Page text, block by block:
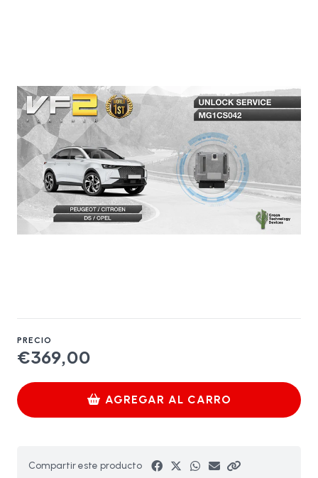
PRECIO
€369,00
AGREGAR AL CARRO
Compartir este producto